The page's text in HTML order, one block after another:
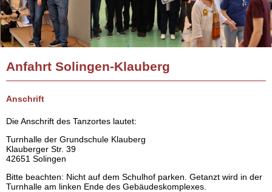
A2-Tanzplanung
C1-Tanzplanung
C2-Tanzplanung
C3a-Tanzplanung
Virtueller Squaredance
Teaching-Order
Überblick
FAQ
Tanzinfo-Abo
Anfahrt
Überblick
Reusrath
GTSV Solingen
Siegen
Geschichte
Kontakt
Spenden
Anfahrt Solingen-Klauberg
Anschrift
Die Anschrift des Tanzortes lautet:
Turnhalle der Grundschule Klauberg
Klauberger Str. 39
42651 Solingen
Bitte beachten: Nicht auf dem Schulhof parken. Getanzt wird in der
Turnhalle am linken Ende des Gebäudeskomplexes.